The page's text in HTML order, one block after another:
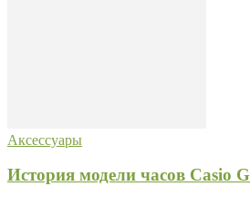
Аксессуары
История модели часов Casio